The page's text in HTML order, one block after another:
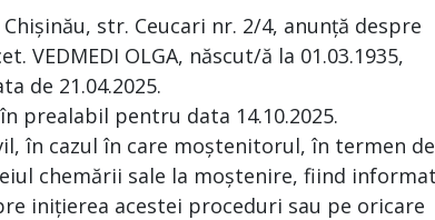
str. Ceucari nr. 2/4, anunță despre
VEDMEDI OLGA, născut/ă la 01.03.1935,
de 21.04.2025.
prealabil pentru data 14.10.2025.
în cazul în care moștenitorul, în termen de
chemării sale la moștenire, fiind informat
inițierea acestei proceduri sau pe oricare